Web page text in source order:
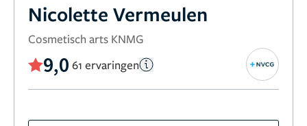
Nicolette Vermeulen
Cosmetisch arts KNMG
9,0 61 ervaringen